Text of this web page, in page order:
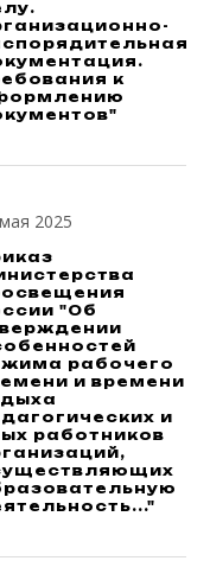
к
2025
"Об
рабочего
и времени
и
работников